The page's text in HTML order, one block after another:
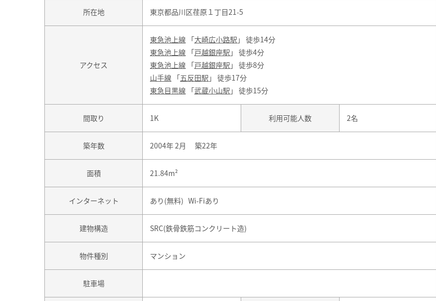
所在地 東京都品川区荏原１丁目21-5
アクセス
東急池上線 「大崎広小路駅 」 徒歩14分
東急池上線 「戸越銀座駅 」 徒歩4分
東急池上線 「戸越銀座駅 」 徒歩8分
山手線 「五反田駅 」 徒歩17分
東急目黒線 「武蔵小山駅 」 徒歩15分
間取り 1K 利用可能人数 2名
築年数 2004年 2月 築22年
面積 21.84m²
インターネット あり(無料) Wi-Fiあり
建物構造 SRC(鉄骨鉄筋コンクリート造)
物件種別 マンション
駐車場